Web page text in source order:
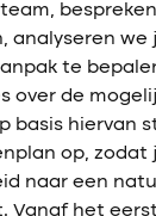
analyseren we
te
over de
basis hiervan
op, zodat
naar een
Vanaf het